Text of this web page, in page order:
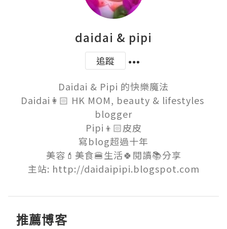
daidai & pipi
追蹤
Daidai & Pipi 的快樂魔法
Daidai👩🏻 HK MOM, beauty & lifestyles
blogger
Pipi👦🏻皮皮
寫blog超過十年
美容💄美食🍔生活🍀閱讀📚分享
主站: http://daidaipipi.blogspot.com
推薦博客